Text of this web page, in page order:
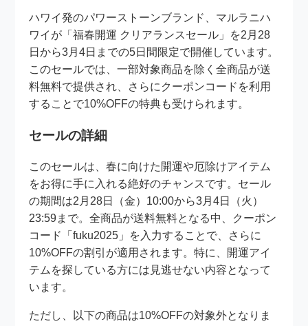
ハワイ発のパワーストーンブランド、マルラニハ
ワイが「福春開運 クリアランスセール」を2月28
日から3月4日までの5日間限定で開催しています。
このセールでは、一部対象商品を除く全商品が送
料無料で提供され、さらにクーポンコードを利用
することで10%OFFの特典も受けられます。
セールの詳細
このセールは、春に向けた開運や厄除けアイテム
をお得に手に入れる絶好のチャンスです。セール
の期間は2月28日（金）10:00から3月4日（火）
23:59まで。全商品が送料無料となる中、クーポン
コード「fuku2025」を入力することで、さらに
10%OFFの割引が適用されます。特に、開運アイ
テムを探している方には見逃せない内容となって
います。
ただし、以下の商品は10%OFFの対象外となりま